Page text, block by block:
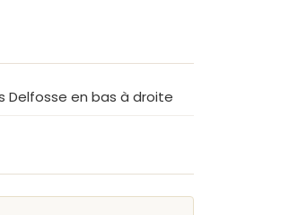
Delfosse en bas à droite